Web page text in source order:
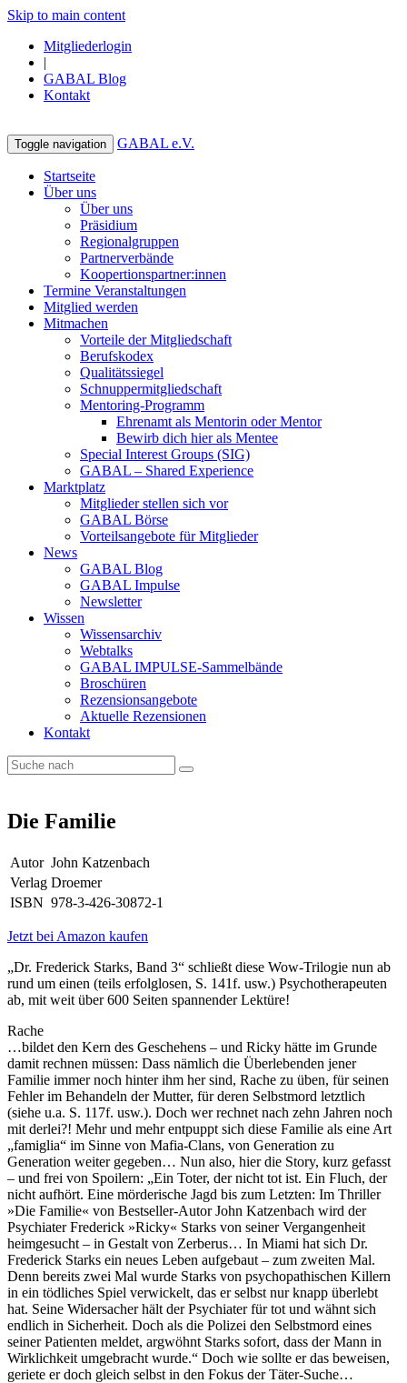
Skip to main content
Mitgliederlogin
|
GABAL Blog
Kontakt
Toggle navigation GABAL e.V.
Startseite
Über uns
Über uns
Präsidium
Regionalgruppen
Partnerverbände
Koopertionspartner:innen
Termine Veranstaltungen
Mitglied werden
Mitmachen
Vorteile der Mitgliedschaft
Berufskodex
Qualitätssiegel
Schnuppermitgliedschaft
Mentoring-Programm
Ehrenamt als Mentorin oder Mentor
Bewirb dich hier als Mentee
Special Interest Groups (SIG)
GABAL – Shared Experience
Marktplatz
Mitglieder stellen sich vor
GABAL Börse
Vorteilsangebote für Mitglieder
News
GABAL Blog
GABAL Impulse
Newsletter
Wissen
Wissensarchiv
Webtalks
GABAL IMPULSE-Sammelbände
Broschüren
Rezensionsangebote
Aktuelle Rezensionen
Kontakt
Die Familie
Autor John Katzenbach
Verlag Droemer
ISBN 978-3-426-30872-1
Jetzt bei Amazon kaufen
„Dr. Frederick Starks, Band 3“ schließt diese Wow-Trilogie nun ab
rund um einen (teils erfolglosen, S. 141f. usw.) Psychotherapeuten
ab, mit weit über 600 Seiten spannender Lektüre!
Rache
…bildet den Kern des Geschehens – und Ricky hätte im Grunde
damit rechnen müssen: Dass nämlich die Überlebenden jener
Familie immer noch hinter ihm her sind, Rache zu üben, für seinen
Fehler im Behandeln der Mutter, für deren Selbstmord letztlich
(siehe u.a. S. 117f. usw.). Doch wer rechnet nach zehn Jahren noch
mit derlei?! Mehr und mehr entpuppt sich diese Familie als eine Art
„famiglia“ im Sinne von Mafia-Clans, von Generation zu
Generation weiter gegeben… Nun also, hier die Story, kurz gefasst
– und frei von Spoilern: „Ein Toter, der nicht tot ist. Ein Fluch, der
nicht aufhört. Eine mörderische Jagd bis zum Letzten: Im Thriller
»Die Familie« von Bestseller-Autor John Katzenbach wird der
Psychiater Frederick »Ricky« Starks von seiner Vergangenheit
heimgesucht – in Gestalt von Zerberus… In Miami hat sich Dr.
Frederick Starks ein neues Leben aufgebaut – zum zweiten Mal.
Denn bereits zwei Mal wurde Starks von psychopathischen Killern
in ein tödliches Spiel verwickelt, das er selbst nur knapp überlebt
hat. Seine Widersacher hält der Psychiater für tot und wähnt sich
endlich in Sicherheit. Doch als die Polizei den Selbstmord eines
seiner Patienten meldet, argwöhnt Starks sofort, dass der Mann in
Wirklichkeit umgebracht wurde.“ Doch wie sollte er das beweisen,
geriete er doch gleich selbst in den Fokus der Täter-Suche…